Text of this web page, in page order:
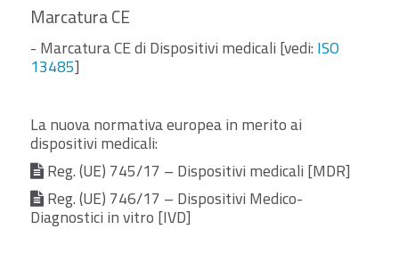
Marcatura CE
- Marcatura CE di Dispositivi medicali [vedi:ISO
13485]
La nuova normativa europea in merito ai
dispositivi medicali:
Reg. (UE) 745/17 – Dispositivi medicali [MDR]
Reg. (UE) 746/17 – Dispositivi Medico-
Diagnostici in vitro [IVD]